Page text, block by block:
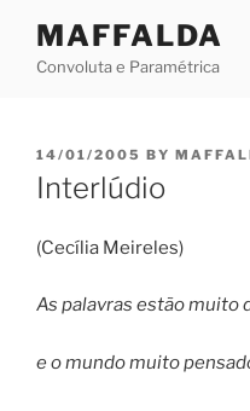
content
MAFFALDA
Convoluta e Paramétrica
POSTED
ON
14/01/2005 BY
Interlúdio
(Cecília Meireles)
As palavras estão muito
e o mundo muito